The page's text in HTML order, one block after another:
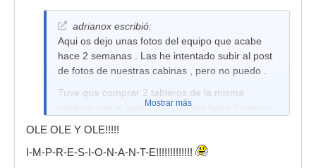
adrianox escribió:
Aqui os dejo unas fotos del equipo que acabe
hace 2 semanas . Las he intentado subir al post
de fotos de nuestras cabinas , pero no puedo .
Tuve que comprar 2 tableros de la misma
madera que el salon que compre hace 5 meses
cortes los hice yo con regles , gatos , sierra
circular , etc.... cantoneado con cola de contacto
Mostrar más
OLE OLE Y OLE!!!!!
I-M-P-R-E-S-I-O-N-A-N-T-E!!!!!!!!!!!!!